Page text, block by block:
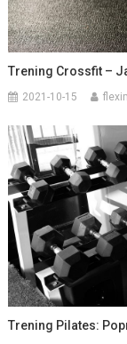
Trening Crossfit –
2021-10-15
Trening Pilates: